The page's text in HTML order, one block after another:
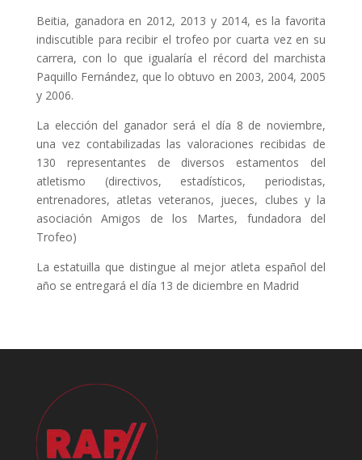
Beitia, ganadora en 2012, 2013 y 2014, es la favorita
indiscutible para recibir el trofeo por cuarta vez en su
carrera, con lo que igualaría el récord del marchista
Paquillo Fernández, que lo obtuvo en 2003, 2004, 2005
y 2006.
La elección del ganador será el día 8 de noviembre,
una vez contabilizadas las valoraciones recibidas de
130 representantes de diversos estamentos del
atletismo (directivos, estadísticos, periodistas,
entrenadores, atletas veteranos, jueces, clubes y la
asociación Amigos de los Martes, fundadora del
Trofeo)
La estatuilla que distingue al mejor atleta español del
año se entregará el día 13 de diciembre en Madrid